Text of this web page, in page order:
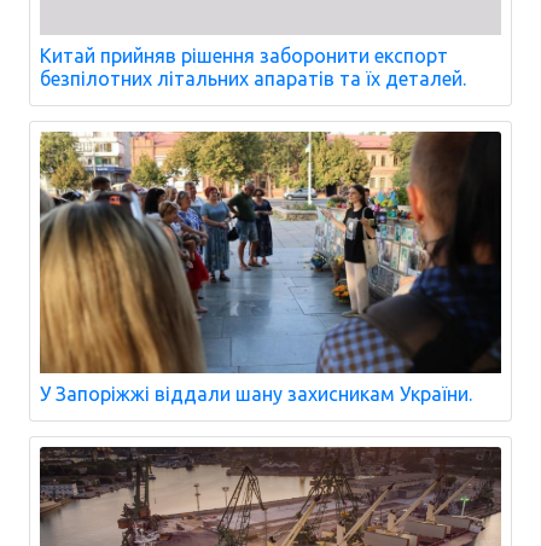
Китай прийняв рішення заборонити експорт
безпілотних літальних апаратів та їх деталей.
У Запоріжжі віддали шану захисникам України.